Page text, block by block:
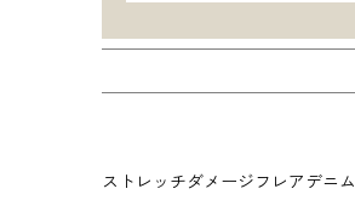
ストレッチダメージフレアデニム